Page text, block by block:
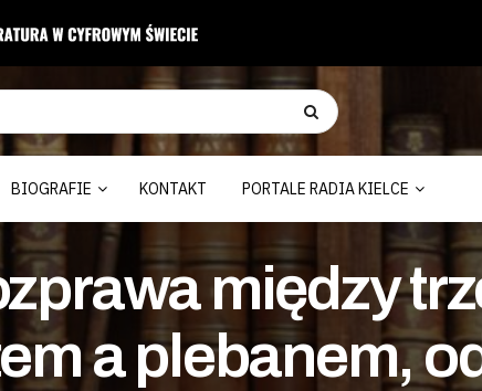
BIOGRAFIE KONTAKT PORTALE RADIA KIELCE
między
a plebanem,